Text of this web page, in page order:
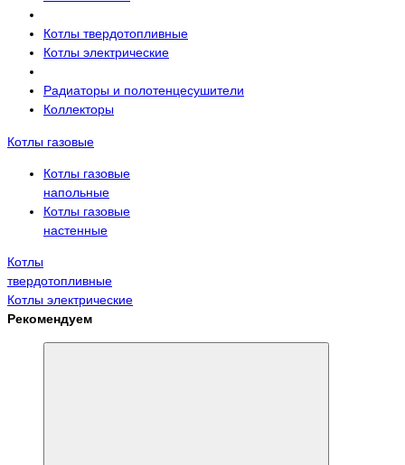
Котлы твердотопливные
Котлы электрические
Радиаторы и полотенцесушители
Коллекторы
Котлы газовые
Котлы газовые
напольные
Котлы газовые
настенные
Котлы
твердотопливные
Котлы электрические
Рекомендуем